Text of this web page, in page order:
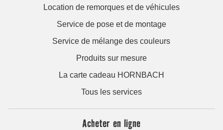
Location de remorques et de véhicules
Service de pose et de montage
Service de mélange des couleurs
Produits sur mesure
La carte cadeau HORNBACH
Tous les services
Acheter en ligne